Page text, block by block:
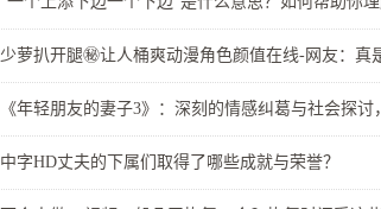
中字HD丈夫的下属们取得了哪些成就与荣誉？